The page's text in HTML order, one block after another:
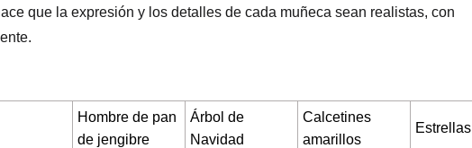
que la expresión y los detalles de cada muñeca sean realistas, con
Hombre de pan
de jengibre
Árbol de
Navidad
Calcetines
amarillos
Estrellas